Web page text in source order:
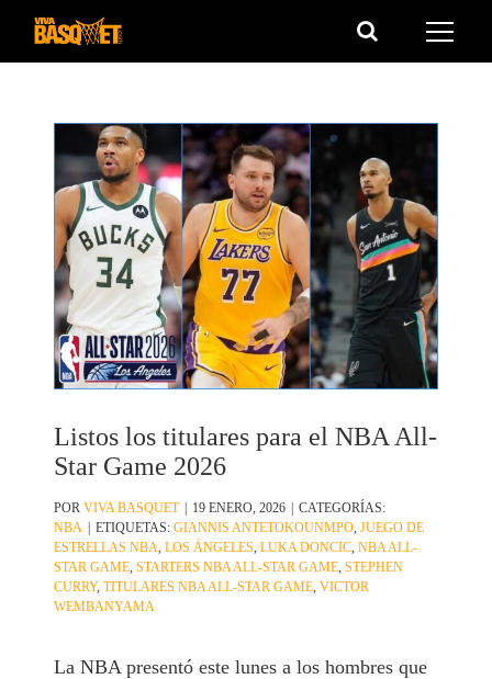
Saltar
Listos los titulares para el NBA All-
Star Game 2026
PORVIVA BASQUET | 19 ENERO, 2026 | CATEGORÍAS:
NBA | ETIQUETAS:GIANNIS ANTETOKOUNMPO ,JUEGO DE
ESTRELLAS NBA ,LOS ÁNGELES ,LUKA DONCIC ,NBA ALL-
STAR GAME ,STARTERS NBA ALL-STAR GAME ,STEPHEN
CURRY,TITULARES NBA ALL-STAR GAME ,VICTOR
WEMBANYAMA
La NBA presentó este lunes a los hombres que